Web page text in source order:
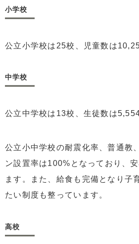
小学校
公立小学校は25校、児童数は
中学校
公立中学校は13校、生徒数は5,554
公立小中学校の耐震化率、普通教
ン設置率は100%となっており、
ます。また、給食も完備となり子
たい制度も整っています。
高校